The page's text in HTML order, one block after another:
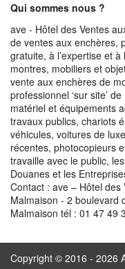
Qui sommes nous ?
ave - Hôtel des Ventes
de ventes aux enchères,
gratuite, à l’expertise et
montres, mobiliers et
vente aux enchères de
professionnel ‘sur site’
matériel et équipements
travaux publics, chariots
véhicules, voitures de
récentes, photocopieurs
travaille avec le public,
Douanes et les
Contact : ave – Hôtel des
Malmaison - 2 boulevard
Malmaison tél : 01 47 49
Copyright © 2016 - 2026